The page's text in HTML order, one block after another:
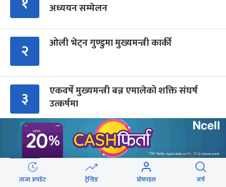
अध्ययन सम्मेलन
२ ओली भेट्न गुण्डुमा मुख्यमन्त्री कार्की
३
एकवर्षे मुख्यमन्त्री बन्न एमालेको शक्ति संघर्ष
उत्कर्षमा
४
‘भेलामा गएकै कारण जनप्रतिनिधिलाई कारबाही
हुँदैन’
ताजा अपडेट ट्रेन्डिङ प्रोफाइल सर्च